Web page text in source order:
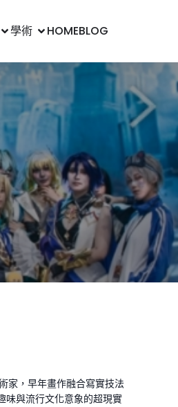
學術 HOMEBLOG
家，早年畫作融合寫實技法
味與流行文化意象的超現實